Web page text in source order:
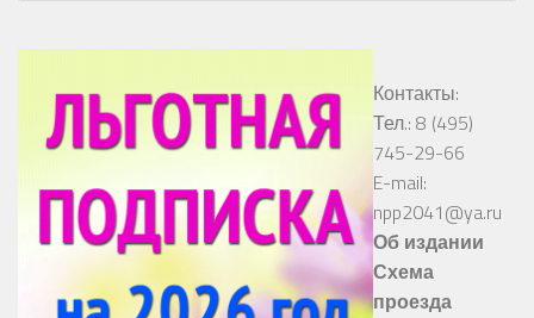
Контакты:
Тел.: 8 (495)
745-29-66
E-mail:
npp2041@ya.ru
Об издании
Схема
проезда